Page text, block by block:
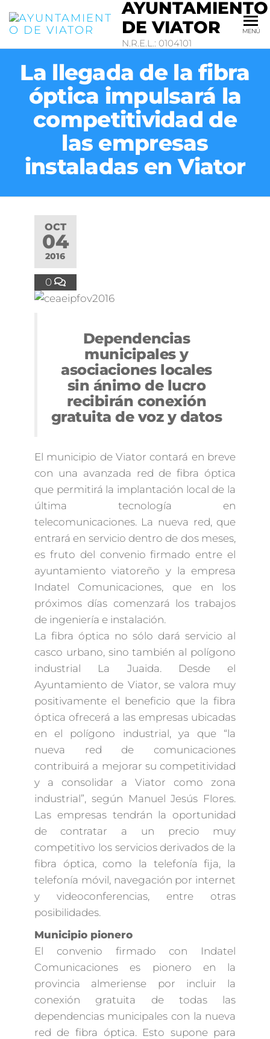
AYUNTAMIENTO
DE VIATOR
N.R.E.L.: 0104101
MENÚ
La llegada de la fibra
óptica impulsará la
competitividad de
las empresas
instaladas en Viator
OCT
04
2016
0
Dependencias
municipales y
asociaciones locales
sin ánimo de lucro
recibirán conexión
gratuita de voz y datos
El municipio de Viator contará en breve
con una avanzada red de fibra óptica
que permitirá la implantación local de la
última tecnología en
telecomunicaciones. La nueva red, que
entrará en servicio dentro de dos meses,
es fruto del convenio firmado entre el
ayuntamiento viatoreño y la empresa
Indatel Comunicaciones, que en los
próximos días comenzará los trabajos
de ingeniería e instalación.
La fibra óptica no sólo dará servicio al
casco urbano, sino también al polígono
industrial La Juaida. Desde el
Ayuntamiento de Viator, se valora muy
positivamente el beneficio que la fibra
óptica ofrecerá a las empresas ubicadas
en el polígono industrial, ya que “la
nueva red de comunicaciones
contribuirá a mejorar su competitividad
y a consolidar a Viator como zona
industrial”, según Manuel Jesús Flores.
Las empresas tendrán la oportunidad
de contratar a un precio muy
competitivo los servicios derivados de la
fibra óptica, como la telefonía fija, la
telefonía móvil, navegación por internet
y videoconferencias, entre otras
posibilidades.
Municipio pionero
El convenio firmado con Indatel
Comunicaciones es pionero en la
provincia almeriense por incluir la
conexión gratuita de todas las
dependencias municipales con la nueva
red de fibra óptica. Esto supone para